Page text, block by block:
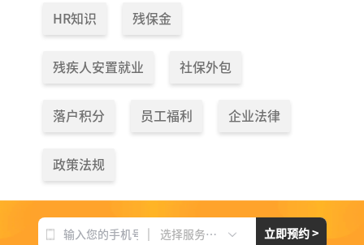
HR知识 残保金
残疾人安置就业 社保外包
落户积分 员工福利 企业法律
政策法规
选择服务项目 立即预约 >